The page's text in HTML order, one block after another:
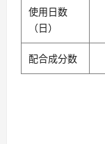
使用日数
（日）
配合成分数